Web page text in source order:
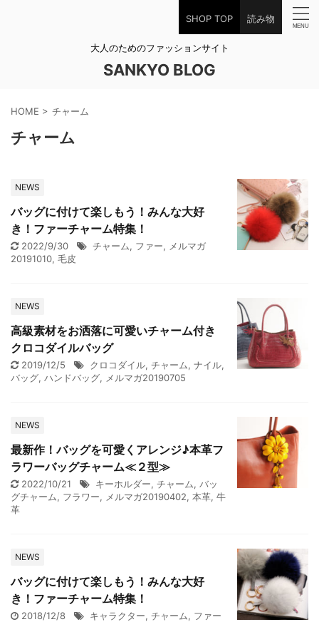
SHOP TOP 読み物
大人のためのファッションサイト
SANKYO BLOG
HOME > チャーム
チャーム
NEWS
バッグに付けて楽しもう！みんな大好
き！ファーチャーム特集！
2022/9/30 チャーム, ファー, メルマガ
20191010, 毛皮
NEWS
高級素材をお洒落に可愛いチャーム付き
クロコダイルバッグ
2019/12/5 クロコダイル, チャーム, ナイル,
バッグ, ハンドバッグ, メルマガ20190705
NEWS
最新作！バッグを可愛くアレンジ♪本革フ
ラワーバッグチャーム≪２型≫
2022/10/21 キーホルダー, チャーム, バッ
グチャーム, フラワー, メルマガ20190402, 本革, 牛
革
NEWS
バッグに付けて楽しもう！みんな大好
き！ファーチャーム特集！
2018/12/8 キャラクター, チャーム, ファー